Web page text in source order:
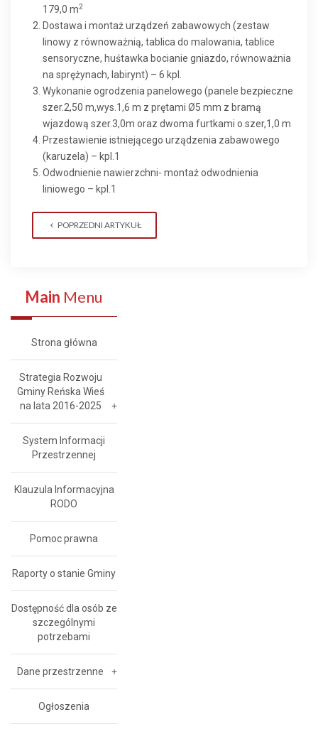
179,0 m2
Dostawa i montaż urządzeń zabawowych (zestaw
linowy z równoważnią, tablica do malowania, tablice
sensoryczne, huśtawka bocianie gniazdo, równoważnia
na sprężynach, labirynt) – 6 kpl.
Wykonanie ogrodzenia panelowego (panele bezpieczne
szer.2,50 m,wys.1,6 m z prętami Ø5 mm z bramą
wjazdową szer.3,0m oraz dwoma furtkami o szer,1,0 m
Przestawienie istniejącego urządzenia zabawowego
(karuzela) – kpl.1
Odwodnienie nawierzchni- montaż odwodnienia
liniowego – kpl.1
POPRZEDNI ARTYKUŁ
Main Menu
Strona główna
Strategia Rozwoju
Gminy Reńska Wieś
na lata 2016-2025
System Informacji
Przestrzennej
Klauzula Informacyjna
RODO
Pomoc prawna
Raporty o stanie Gminy
Dostępność dla osób ze
szczególnymi
potrzebami
Dane przestrzenne
Ogłoszenia